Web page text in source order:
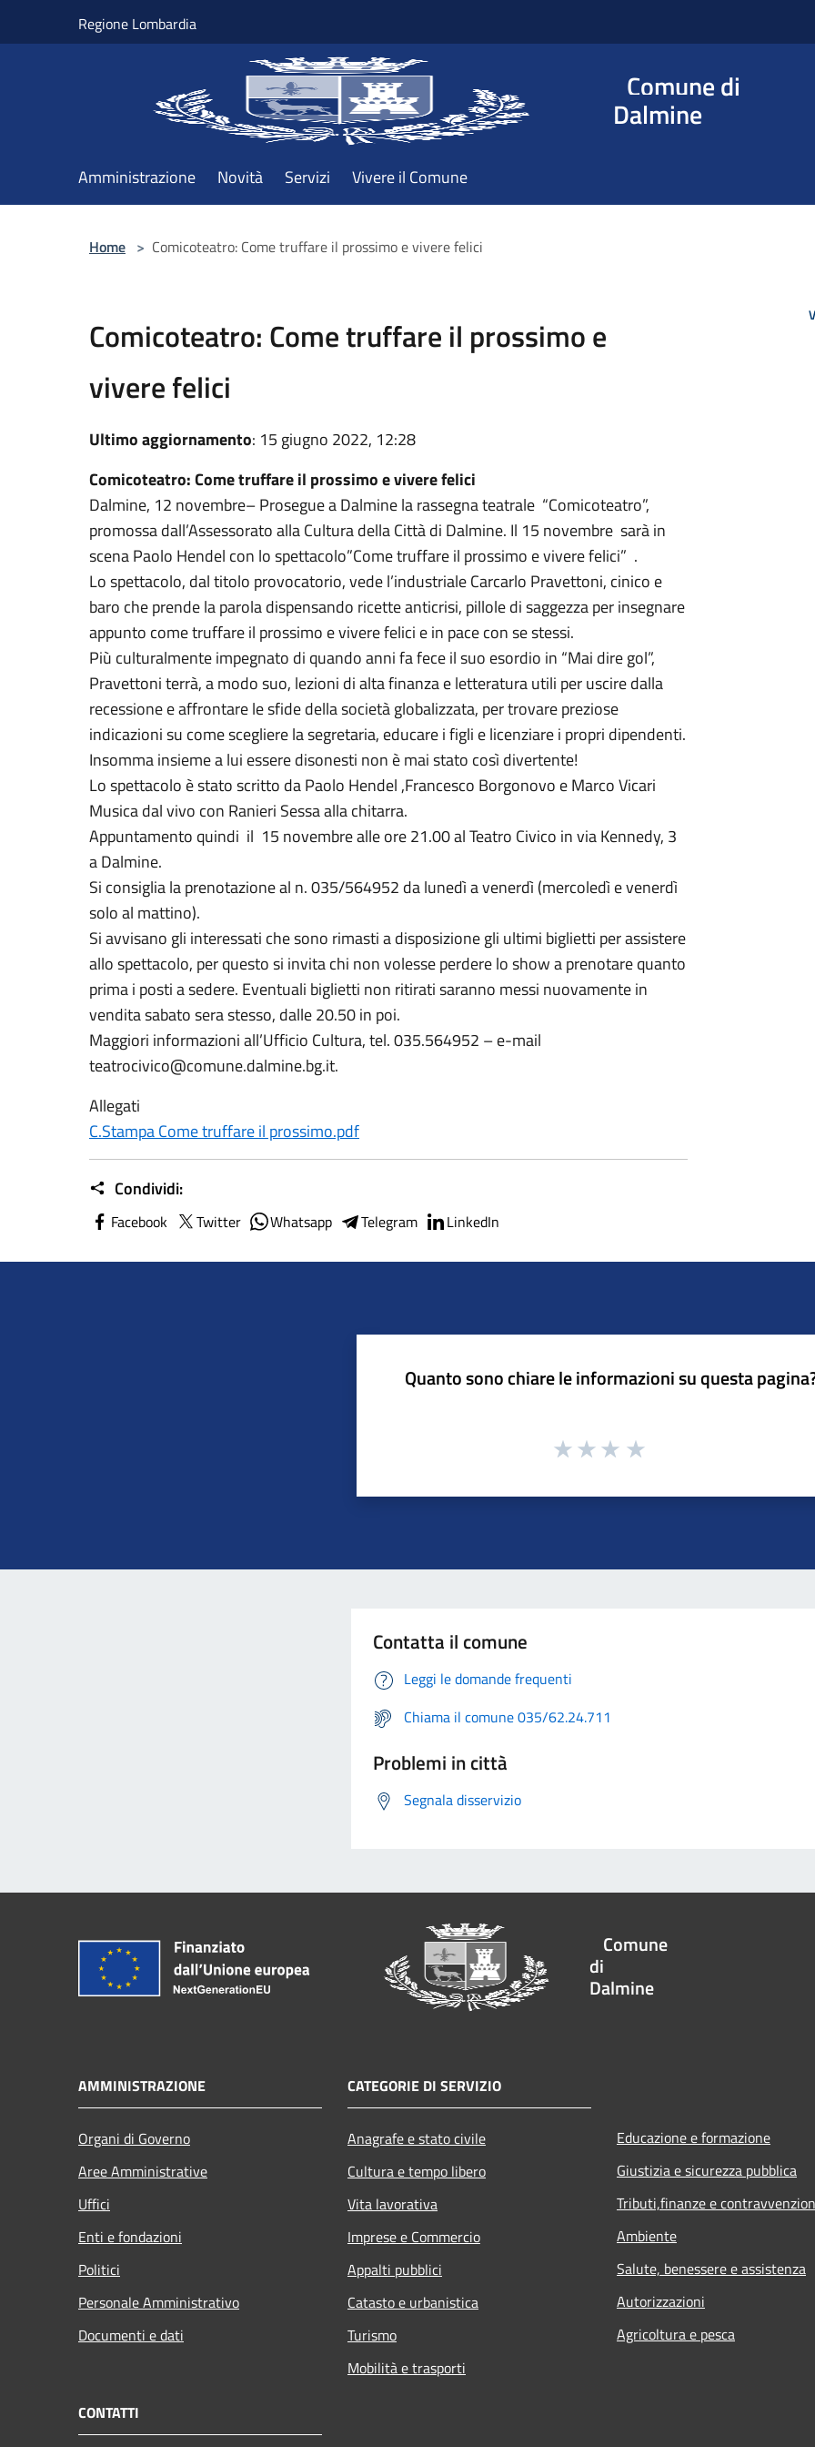
Regione Lombardia
Comune di
Dalmine
Amministrazione Novità Servizi Vivere il Comune
Home > Comicoteatro: Come truffare il prossimo e vivere felici
Comicoteatro: Come truffare il prossimo e
vivere felici
Ultimo aggiornamento: 15 giugno 2022, 12:28
Comicoteatro: Come truffare il prossimo e vivere felici
Dalmine, 12 novembre– Prosegue a Dalmine la rassegna teatrale “Comicoteatro”,
promossa dall’Assessorato alla Cultura della Città di Dalmine. Il 15 novembre sarà in
scena Paolo Hendel con lo spettacolo”Come truffare il prossimo e vivere felici” .
Lo spettacolo, dal titolo provocatorio, vede l’industriale Carcarlo Pravettoni, cinico e
baro che prende la parola dispensando ricette anticrisi, pillole di saggezza per insegnare
appunto come truffare il prossimo e vivere felici e in pace con se stessi.
Più culturalmente impegnato di quando anni fa fece il suo esordio in “Mai dire gol”,
Pravettoni terrà, a modo suo, lezioni di alta finanza e letteratura utili per uscire dalla
recessione e affrontare le sfide della società globalizzata, per trovare preziose
indicazioni su come scegliere la segretaria, educare i figli e licenziare i propri dipendenti.
Insomma insieme a lui essere disonesti non è mai stato così divertente!
Lo spettacolo è stato scritto da Paolo Hendel ,Francesco Borgonovo e Marco Vicari
Musica dal vivo con Ranieri Sessa alla chitarra.
Appuntamento quindi il 15 novembre alle ore 21.00 al Teatro Civico in via Kennedy, 3
a Dalmine.
Si consiglia la prenotazione al n. 035/564952 da lunedì a venerdì (mercoledì e venerdì
solo al mattino).
Si avvisano gli interessati che sono rimasti a disposizione gli ultimi biglietti per assistere
allo spettacolo, per questo si invita chi non volesse perdere lo show a prenotare quanto
prima i posti a sedere. Eventuali biglietti non ritirati saranno messi nuovamente in
vendita sabato sera stesso, dalle 20.50 in poi.
Maggiori informazioni all’Ufficio Cultura, tel. 035.564952 – e-mail
teatrocivico@comune.dalmine.bg.it.
Allegati
C.Stampa Come truffare il prossimo.pdf
Condividi:
Facebook Twitter Whatsapp Telegram LinkedIn
Quanto sono chiare le informazioni su questa
Contatta il comune
Leggi le domande frequenti
Chiama il comune 035/62.24.711
Problemi in città
Segnala disservizio
Comune
di
Dalmine
AMMINISTRAZIONE
Organi di Governo
Aree Amministrative
Uffici
Enti e fondazioni
Politici
Personale Amministrativo
Documenti e dati
CATEGORIE DI SERVIZIO
Anagrafe e stato civile
Cultura e tempo libero
Vita lavorativa
Imprese e Commercio
Appalti pubblici
Catasto e urbanistica
Turismo
Mobilità e trasporti
Educazione e formazione
Giustizia e sicurezza pubblica
Tributi,finanze e
Ambiente
Salute, benessere e assistenza
Autorizzazioni
Agricoltura e pesca
CONTATTI